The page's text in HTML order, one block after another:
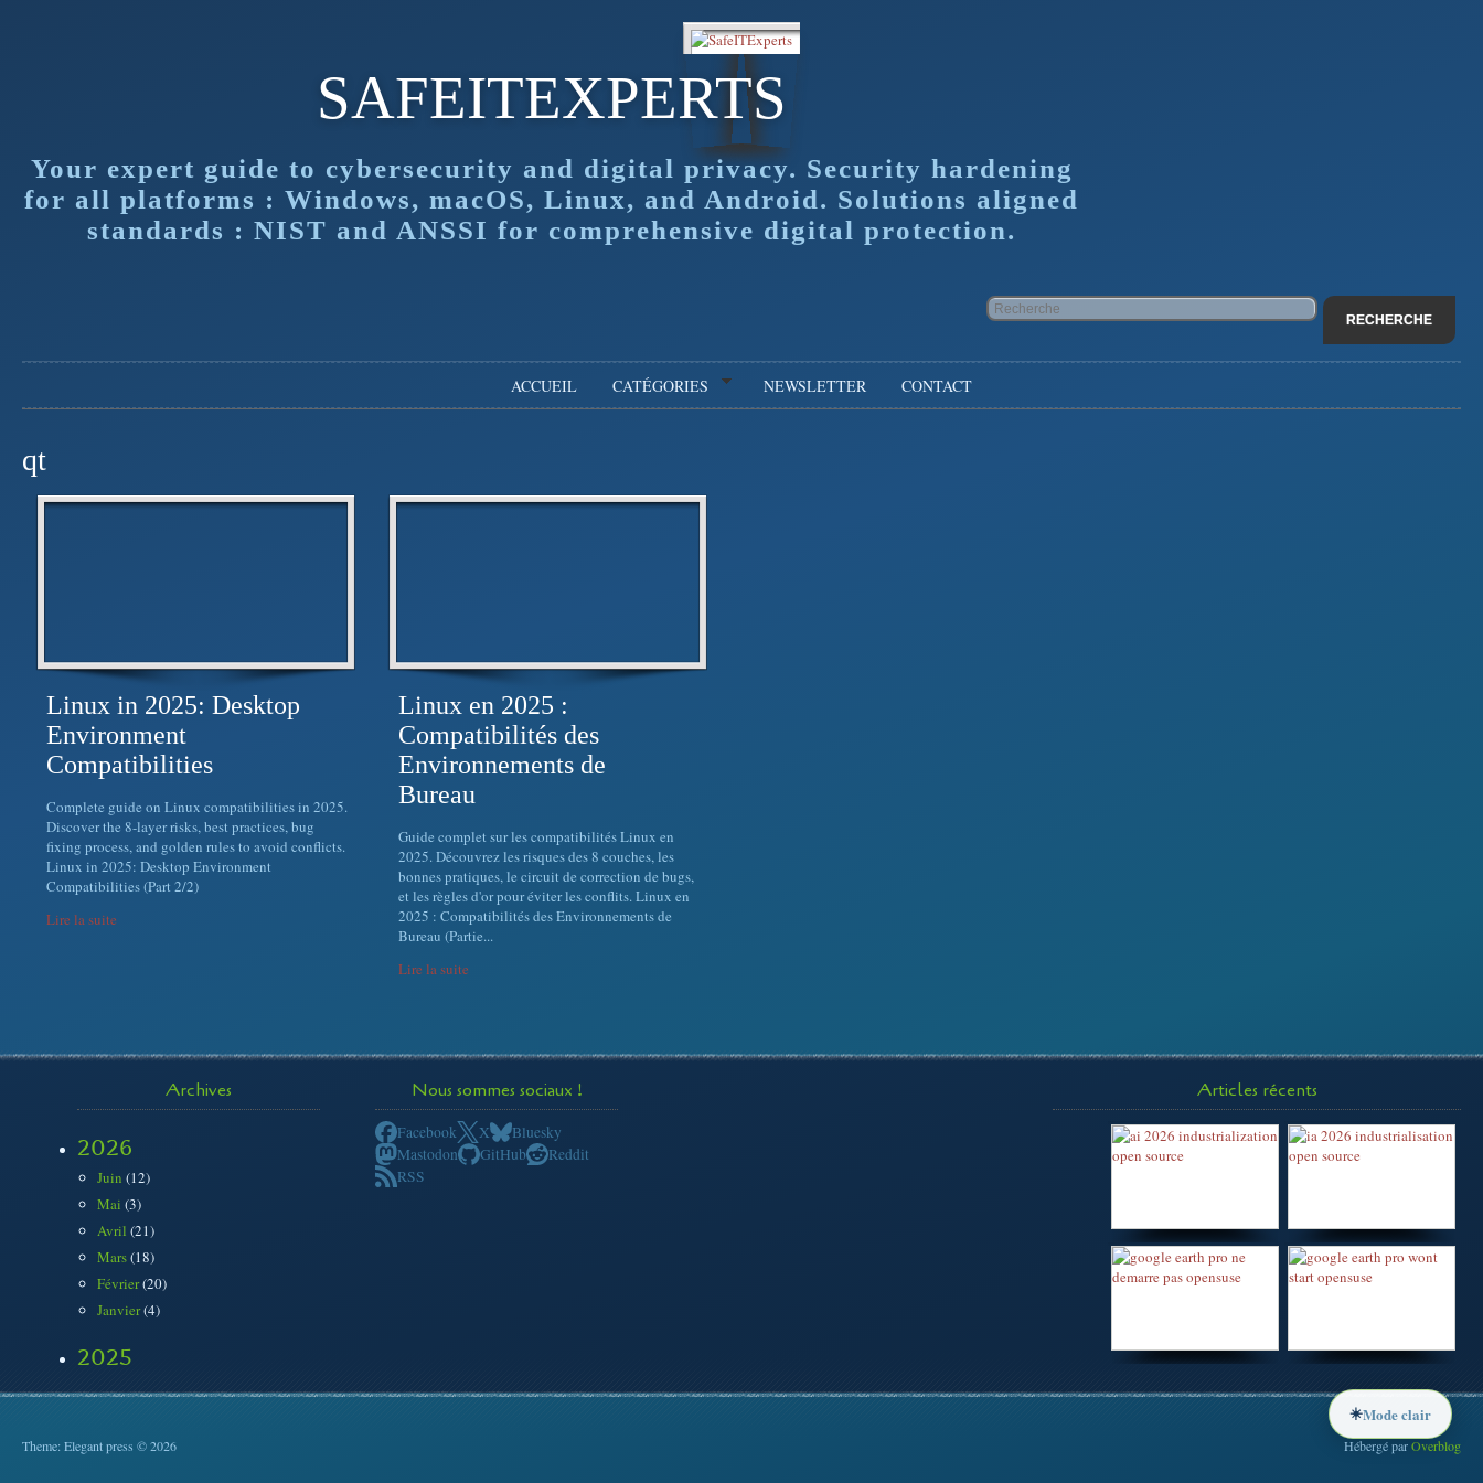
☀️Mode clair
SAFEITEXPERTS
Your expert guide to cybersecurity and digital privacy. Security hardening
for all platforms : Windows, macOS, Linux, and Android. Solutions aligned
standards : NIST and ANSSI for comprehensive digital protection.
ACCUEIL CATÉGORIES NEWSLETTER CONTACT
qt
Linux in 2025: Desktop
Environment
Compatibilities
Complete guide on Linux compatibilities in 2025.
Discover the 8-layer risks, best practices, bug
fixing process, and golden rules to avoid conflicts.
Linux in 2025: Desktop Environment
Compatibilities (Part 2/2)
Lire la suite
Linux en 2025 :
Compatibilités des
Environnements de
Bureau
Guide complet sur les compatibilités Linux en
2025. Découvrez les risques des 8 couches, les
bonnes pratiques, le circuit de correction de bugs,
et les règles d'or pour éviter les conflits. Linux en
2025 : Compatibilités des Environnements de
Bureau (Partie...
Lire la suite
Archives
2026
Juin (12)
Mai (3)
Avril (21)
Mars(18)
Février(20)
Janvier(4)
2025
Nous sommes sociaux !
Facebook X
Bluesky
Mastodon
GitHub
Reddit
RSS
Articles récents
Theme: Elegant press © 2026 Hébergé parOverblog